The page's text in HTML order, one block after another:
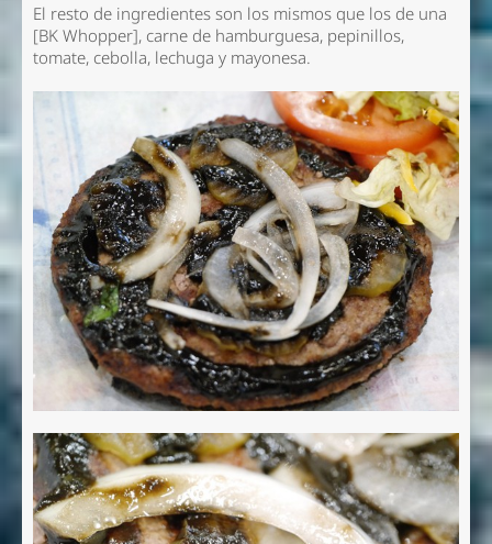
El resto de ingredientes son los mismos que los de una
[BK Whopper], carne de hamburguesa, pepinillos,
tomate, cebolla, lechuga y mayonesa.